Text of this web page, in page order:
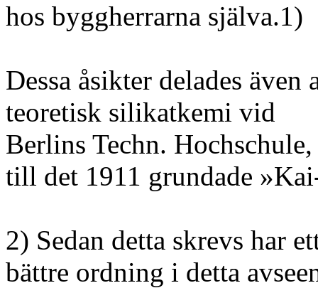
hos byggherrarna själva.1)
Dessa åsikter delades
teoretisk silikatkemi vid
Berlins Techn.
till det 1911 grundade
2) Sedan detta skrevs har
bättre ordning i detta